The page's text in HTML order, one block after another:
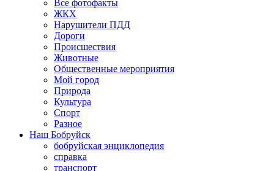
Все фотофакты
ЖКХ
Нарушители ПДД
Дороги
Происшествия
Животные
Общественные мероприятия
Мой город
Природа
Культура
Спорт
Разное
Наш Бобруйск
бобруйская энциклопедия
справка
транспорт